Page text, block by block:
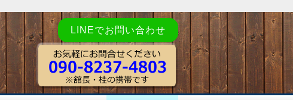
LINEでお問い合わせ